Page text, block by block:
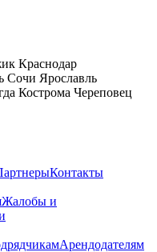
Краснодар
Сочи Ярославль
Кострома Череповец
Контакты
Жалобы и
Арендодателям